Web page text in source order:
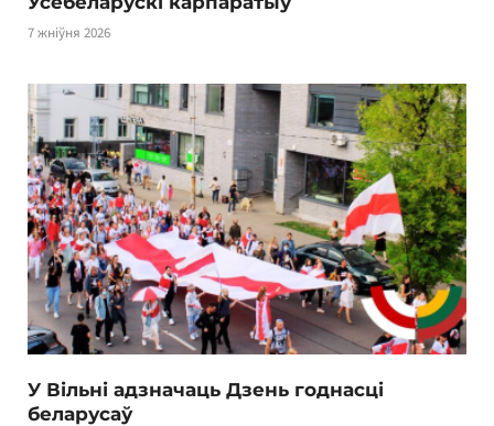
7 жніўня 2026
У Вільні адзначаць Дзень годнасці
беларусаў